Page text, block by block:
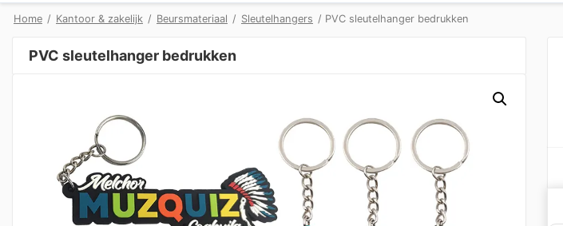
Home / Kantoor & zakelijk / Beursmateriaal / Sleutelhangers / PVC sleutelhanger bedrukken
PVC sleutelhanger bedrukken